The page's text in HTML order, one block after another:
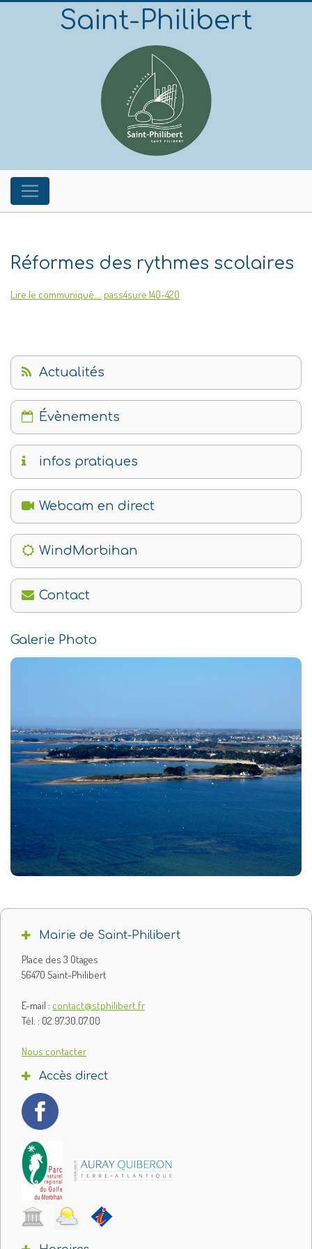
Saint-Philibert
Réformes des rythmes scolaires
Lire le communiqué…. pass4sure 140-420
Actualités
Évènements
infos pratiques
Webcam en direct
WindMorbihan
Contact
Galerie Photo
Mairie de Saint-Philibert
Place des 3 Otages
56470 Saint-Philibert
E-mail : contact@stphilibert.fr
Tél. : 02.97.30.07.00
Nous contacter
Accès direct